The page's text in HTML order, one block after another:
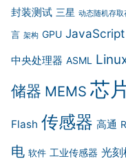
封装测试 三星 动态随机存取
言 架构 GPU JavaScript
中央处理器 ASML
储器 MEMS 芯
Flash 传感器 高通
电 软件 工业传感器 光刻